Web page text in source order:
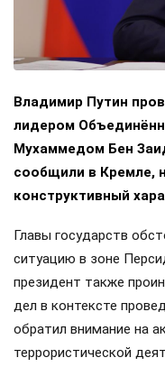
Владимир Путин
лидером
Мухаммедом Бен
сообщили в Кремле,
конструктивный
Главы государств
ситуацию в зоне
президент также
дел в контексте
обратил внимание на
террористической